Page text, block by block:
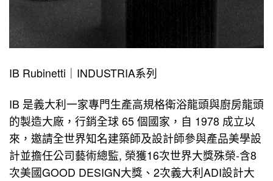
IB Rubinetti｜INDUSTRIA系列
IB 是義大利一家專門生產高規格衛浴龍頭與廚房龍頭
的製造大廠，行銷全球 65 個國家，自 1978 成立以
來，邀請全世界知名建築師及設計師參與產品美學設
計並擔任公司藝術總監, 榮獲16次世界大獎殊榮-含8
次美國GOOD DESIGN大獎、2次義大利ADI設計大